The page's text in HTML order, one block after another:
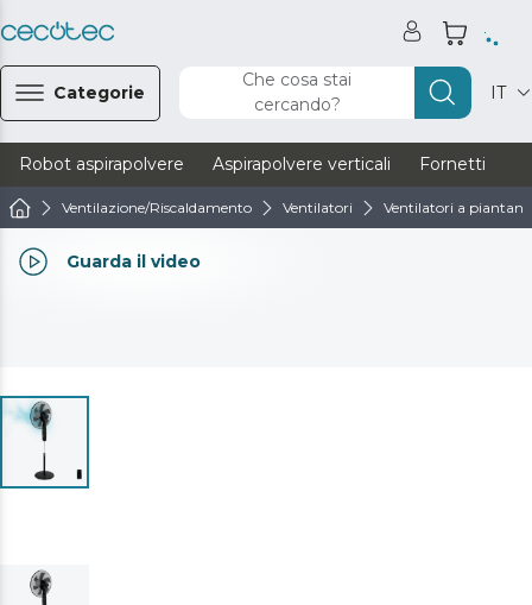
Categorie
Che cosa stai
cercando?
IT
Robot aspirapolvere Aspirapolvere verticali Fornetti
Ventilazione/Riscaldamento Ventilatori Ventilatori a piantana
Guarda il video